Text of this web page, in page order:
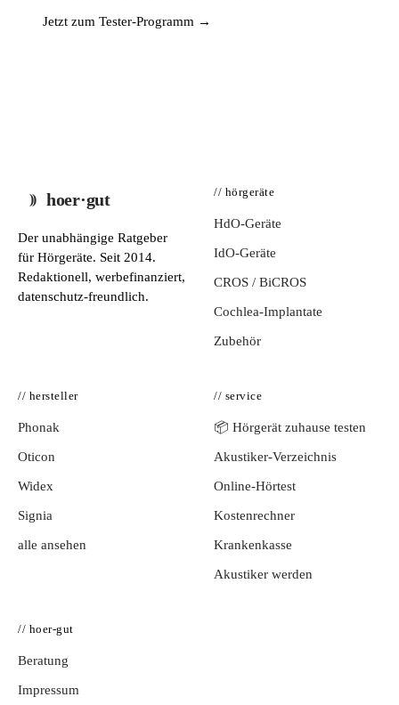
Jetzt zum Tester-Programm →
hoer·gut
Der unabhängige Ratgeber
für Hörgeräte. Seit 2014.
Redaktionell, werbefinanziert,
datenschutz-freundlich.
// hörgeräte
HdO-Geräte
IdO-Geräte
CROS / BiCROS
Cochlea-Implantate
Zubehör
// hersteller
Phonak
Oticon
Widex
Signia
alle ansehen
// service
📦 Hörgerät zuhause testen
Akustiker-Verzeichnis
Online-Hörtest
Kostenrechner
Krankenkasse
Akustiker werden
// hoer-gut
Beratung
Impressum